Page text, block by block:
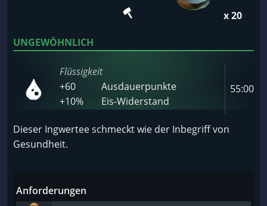
x 20
UNGEWÖHNLICH
Flüssigkeit
+60
Ausdauerpunkte
+10%
Eis-Widerstand
55:00
Dieser Ingwertee schmeckt wie der Inbegriff von
Gesundheit.
Anforderungen